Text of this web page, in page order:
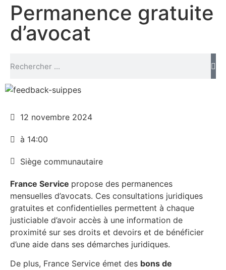
Permanence gratuite
d’avocat
France Service propose des permanences
mensuelles d’avocats. Ces consultations juridiques
gratuites et confidentielles permettent à chaque
justiciable d’avoir accès à une information de
proximité sur ses droits et devoirs et de bénéficier
d’une aide dans ses démarches juridiques.
De plus, France Service émet des bons de
12 novembre 2024
à 14:00
Siège communautaire